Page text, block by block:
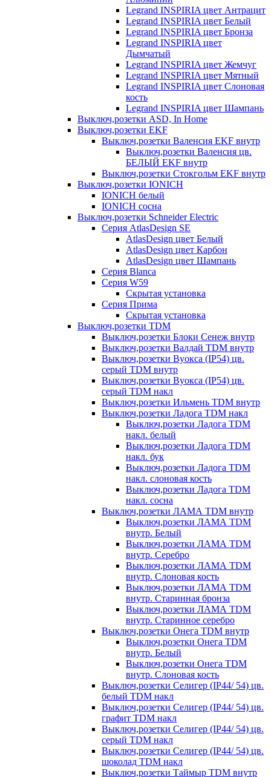
Legrand INSPIRIA цвет Антрацит
Legrand INSPIRIA цвет Белый
Legrand INSPIRIA цвет Бронза
Legrand INSPIRIA цвет
Дымчатый
Legrand INSPIRIA цвет Жемчуг
Legrand INSPIRIA цвет Мятный
Legrand INSPIRIA цвет Слоновая
кость
Legrand INSPIRIA цвет Шампань
Выключ,розетки ASD, In Home
Выключ,розетки EKF
Выключ,розетки Валенсия EKF внутр
Выключ,розетки Валенсия цв.
БЕЛЫЙ EKF внутр
Выключ,розетки Стокгольм EKF внутр
Выключ,розетки IONICH
IONICH белый
IONICH сосна
Выключ,розетки Schneider Electric
Серия AtlasDesign SE
AtlasDesign цвет Белый
AtlasDesign цвет Карбон
AtlasDesign цвет Шампань
Серия Blanca
Серия W59
Скрытая установка
Серия Прима
Скрытая установка
Выключ,розетки TDM
Выключ,розетки Блоки Сенеж внутр
Выключ,розетки Валдай TDM внутр
Выключ,розетки Вуокса (IP54) цв.
серый TDM внутр
Выключ,розетки Вуокса (IP54) цв.
серый TDM накл
Выключ,розетки Ильмень TDM внутр
Выключ,розетки Ладога TDM накл
Выключ,розетки Ладога TDM
накл. белый
Выключ,розетки Ладога TDM
накл. бук
Выключ,розетки Ладога TDM
накл. слоновая кость
Выключ,розетки Ладога TDM
накл. сосна
Выключ,розетки ЛАМА TDM внутр
Выключ,розетки ЛАМА TDM
внутр. Белый
Выключ,розетки ЛАМА TDM
внутр. Серебро
Выключ,розетки ЛАМА TDM
внутр. Слоновая кость
Выключ,розетки ЛАМА TDM
внутр. Старинная бронза
Выключ,розетки ЛАМА TDM
внутр. Старинное серебро
Выключ,розетки Онега TDM внутр
Выключ,розетки Онега TDM
внутр. Белый
Выключ,розетки Онега TDM
внутр. Слоновая кость
Выключ,розетки Селигер (IP44/ 54) цв.
белый TDM накл
Выключ,розетки Селигер (IP44/ 54) цв.
графит TDM накл
Выключ,розетки Селигер (IP44/ 54) цв.
серый TDM накл
Выключ,розетки Селигер (IP44/ 54) цв.
шоколад TDM накл
Выключ,розетки Таймыр TDM внутр